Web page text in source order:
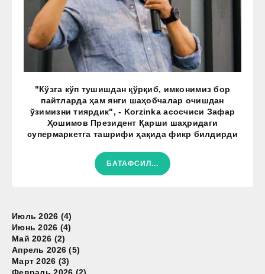
"Кўзга кўп тушишдан қўрқиб, имконимиз бор
пайтларда ҳам янги шаҳобчалар очишдан
ўзимизни тиярдик", - Korzinka асосчиси Зафар
Ҳошимов Президент Қарши шаҳридаги
супермаркетга ташрифи ҳақида фикр билдирди
БАТАФСИЛ...
Июль 2026 (4)
Июнь 2026 (4)
Май 2026 (2)
Апрель 2026 (5)
Март 2026 (3)